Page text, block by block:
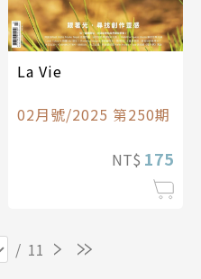
La Vie
02月號/2025 第250期
NT$ 175
/ 11